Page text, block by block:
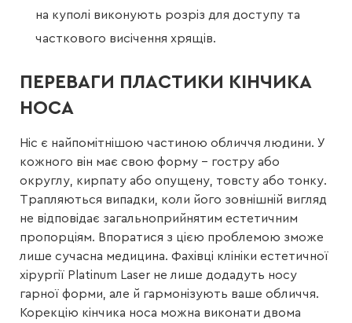
на куполі виконують розріз для доступу та
часткового висічення хрящів.
ПЕРЕВАГИ ПЛАСТИКИ КІНЧИКА
НОСА
Ніс є найпомітнішою частиною обличчя людини. У
кожного він має свою форму – гостру або
округлу, кирпату або опущену, товсту або тонку.
Трапляються випадки, коли його зовнішній вигляд
не відповідає загальноприйнятим естетичним
пропорціям. Впоратися з цією проблемою зможе
лише сучасна медицина. Фахівці клініки естетичної
хірургії Platinum Laser не лише додадуть носу
гарної форми, але й гармонізують ваше обличчя.
Корекцію кінчика носа можна виконати двома